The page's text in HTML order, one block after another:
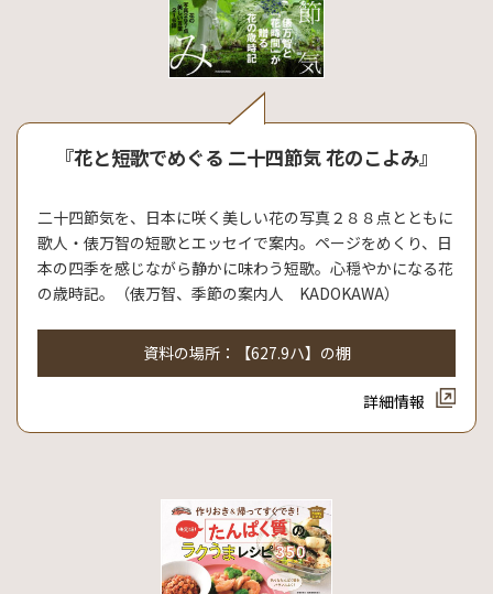
『花と短歌でめぐる 二十四節気 花のこよみ』
二十四節気を、日本に咲く美しい花の写真２８８点とともに
歌人・俵万智の短歌とエッセイで案内。ページをめくり、日
本の四季を感じながら静かに味わう短歌。心穏やかになる花
の歳時記。（俵万智、季節の案内人 KADOKAWA）
資料の場所：【627.9ハ】の棚
詳細情報